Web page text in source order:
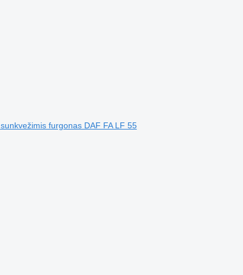
sunkvežimis furgonas DAF FA LF 55